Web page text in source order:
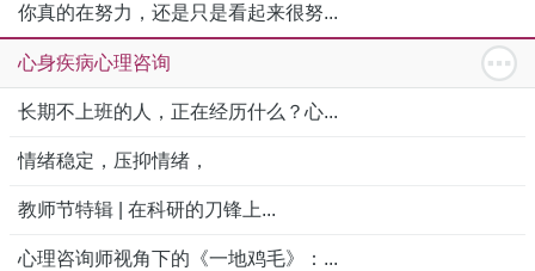
你真的在努力，还是只是看起来很努...
心身疾病心理咨询
长期不上班的人，正在经历什么？心...
情绪稳定，压抑情绪，
教师节特辑 | 在科研的刀锋上...
心理咨询师视角下的《一地鸡毛》：...